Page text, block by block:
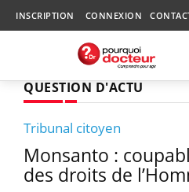
INSCRIPTION CONNEXION
QUESTION D'ACTU
Tribunal citoyen
Monsanto :
des droits de